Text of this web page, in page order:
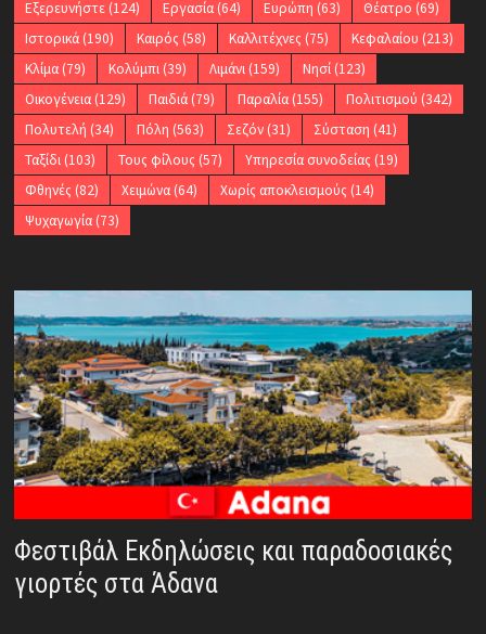
Εξερευνήστε(124) Εργασία(64) Ευρώπη (63) Θέατρο (69)
Ιστορικά(190) Καιρός (58) Καλλιτέχνες (75) Κεφαλαίου (213)
Κλίμα(79) Κολύμπι(39) Λιμάνι(159) Νησί(123)
Οικογένεια(129) Παιδιά(79) Παραλία(155) Πολιτισμού (342)
Πολυτελή (34) Πόλη (563) Σεζόν(31) Σύσταση (41)
Ταξίδι(103) Τους φίλους (57) Υπηρεσία συνοδείας (19)
Φθηνές (82) Χειμώνα(64) Χωρίς αποκλεισμούς (14)
Ψυχαγωγία(73)
Φεστιβάλ Εκδηλώσεις και παραδοσιακές
γιορτές στα Άδανα